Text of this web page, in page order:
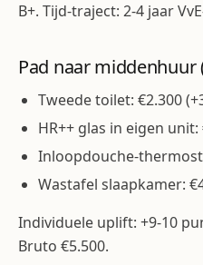
B+. Tijd-traject: 2-4 jaar
Pad naar middenhuur
Tweede toilet: €2.300
HR++ glas in eigen unit:
Inloopdouche-
Wastafel slaapkamer:
Individuele uplift: +9-10
Bruto €5.500.